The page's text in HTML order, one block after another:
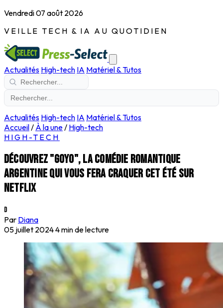
Vendredi 07 août 2026
VEILLE TECH & IA AU QUOTIDIEN
Actualités High-tech IA Matériel & Tutos
Actualités High-tech IA Matériel & Tutos
Accueil/ À la une/ High-tech
HIGH-TECH
Découvrez "Goyo", la comédie romantique
argentine qui vous fera craquer cet été sur
Netflix
D
Par Diana
05 juillet 20244 min de lecture